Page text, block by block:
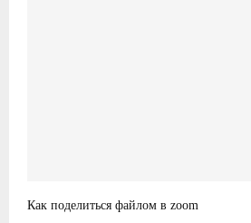
Как поделиться файлом в zoom